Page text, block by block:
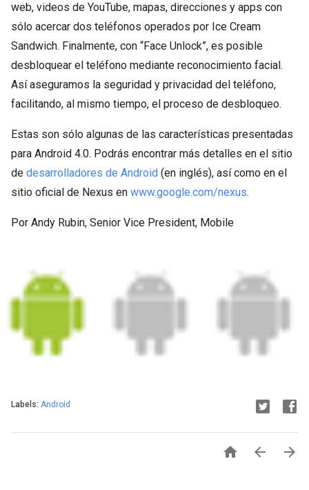
web, videos de YouTube, mapas, direcciones y apps con
sólo acercar dos teléfonos operados por Ice Cream
Sandwich. Finalmente, con “Face Unlock”, es posible
desbloquear el teléfono mediante reconocimiento facial.
Así aseguramos la seguridad y privacidad del teléfono,
facilitando, al mismo tiempo, el proceso de desbloqueo.
Estas son sólo algunas de las características presentadas
para Android 4.0. Podrás encontrar más detalles en el sitio
de desarrolladores de Android (en inglés), así como en el
sitio oficial de Nexus en www.google.com/nexus.
Por Andy Rubin, Senior Vice President, Mobile
Labels: Android
  